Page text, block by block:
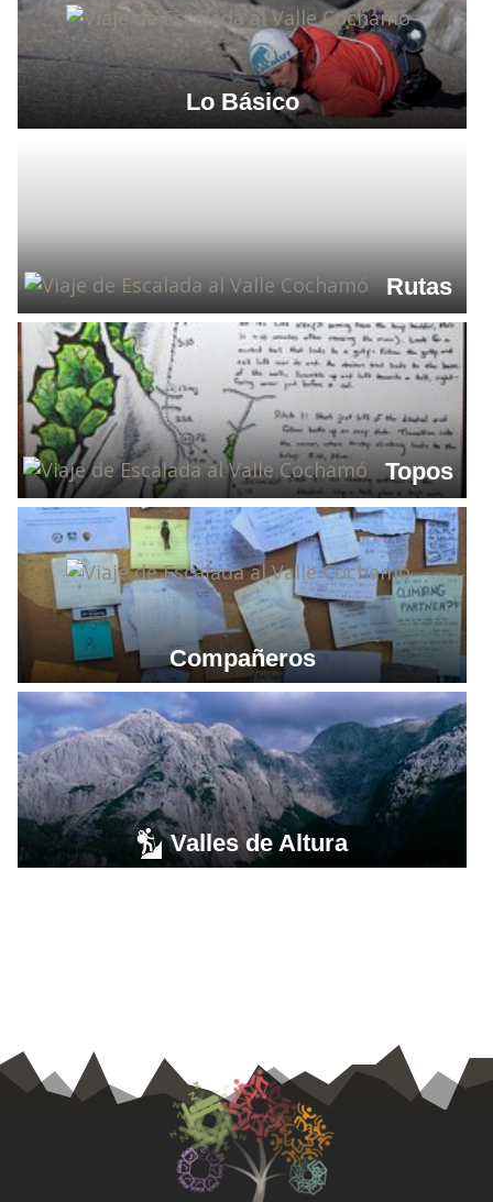
Lo Básico
Rutas
Topos
Compañeros
Valles de Altura